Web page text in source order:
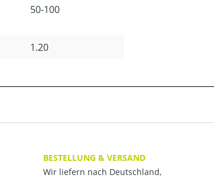
50-100
1.20
BESTELLUNG & VERSAND
Wir liefern nach Deutschland,